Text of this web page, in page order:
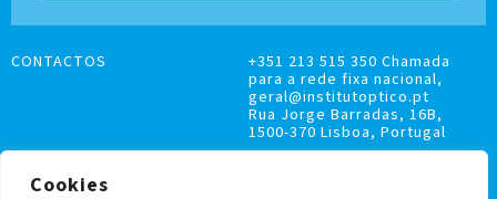
Cookies
CONTACTOS
+351 213 515 350 Chamada
para a rede fixa nacional,
geral@institutoptico.pt
Rua Jorge Barradas, 16B,
1500-370 Lisboa, Portugal